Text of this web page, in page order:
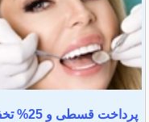
پرداخت قسطی